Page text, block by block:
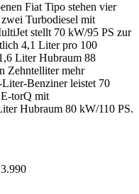
Fiat Tipo stehen vier
Turbodiesel mit
stellt 70 kW/95 PS zur
4,1 Liter pro 100
Liter Hubraum 88
Zehntelliter mehr
Liter-Benziner leistet 70
torQ mit
Hubraum 80 kW/110 PS.